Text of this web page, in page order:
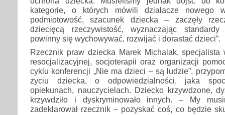
kategorie, o których mówili działacze nowego
podmiotowość, szacunek dziecka – zaczęły
dziecięcą rzeczywistość, wyznaczając
powinny się wychowywać, rozwijać i dorastać dzieci”.
Rzecznik praw dziecka Marek Michalak, specjalista
resocjalizacyjnej, socjoterapii oraz organizacji
cyklu konferencji „Nie ma dzieci – są ludzie”,
życiu dziecka, o odpowiedzialności, jaka
opiekunach, nauczycielach. Dziecko krzywdzone,
krzywdziło i dyskryminowało innych. – My
zadeklarował rzecznik – pozyskać coś, co będzie